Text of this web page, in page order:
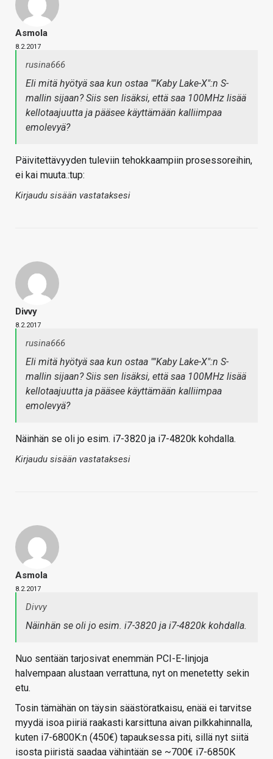
Asmola
8.2.2017
rusina666
Eli mitä hyötyä saa kun ostaa ""Kaby Lake-X":n S-
mallin sijaan? Siis sen lisäksi, että saa 100MHz lisää
kellotaajuutta ja pääsee käyttämään kalliimpaa
emolevyä?
Päivitettävyyden tuleviin tehokkaampiin prosessoreihin,
ei kai muuta.:tup:
Kirjaudu sisään vastataksesi
Divvy
8.2.2017
rusina666
Eli mitä hyötyä saa kun ostaa ""Kaby Lake-X":n S-
mallin sijaan? Siis sen lisäksi, että saa 100MHz lisää
kellotaajuutta ja pääsee käyttämään kalliimpaa
emolevyä?
Näinhän se oli jo esim. i7-3820 ja i7-4820k kohdalla.
Kirjaudu sisään vastataksesi
Asmola
8.2.2017
Divvy
Näinhän se oli jo esim. i7-3820 ja i7-4820k kohdalla.
Nuo sentään tarjosivat enemmän PCI-E-linjoja
halvempaan alustaan verrattuna, nyt on menetetty sekin
etu.
Tosin tämähän on täysin säästöratkaisu, enää ei tarvitse
myydä isoa piiriä raakasti karsittuna aivan pilkkahinnalla,
kuten i7-6800K:n (450€) tapauksessa piti, sillä nyt siitä
isosta piiristä saadaa vähintään se ~700€ i7-6850K